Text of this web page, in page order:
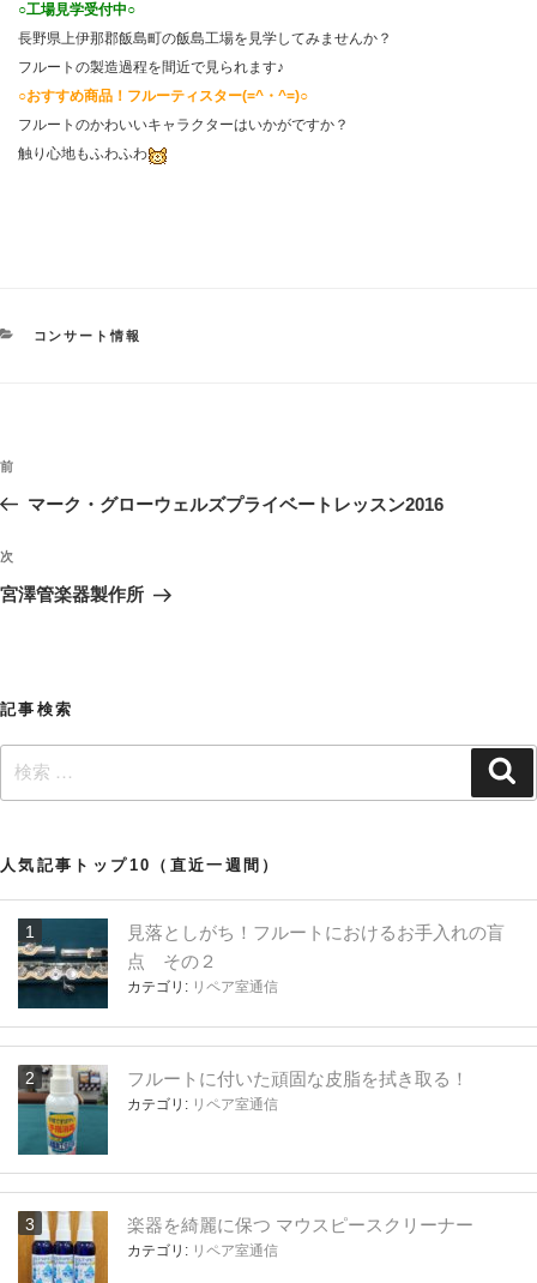
○工場見学受付中○
長野県上伊那郡飯島町の飯島工場を見学してみませんか？
フルートの製造過程を間近で見られます♪
○おすすめ商品！フルーティスター(=^・^=)○
フルートのかわいいキャラクターはいかがですか？
触り心地もふわふわ
カ
コンサート情報
投
ビ
ゲ
ン
過
去
投
稿
前
マーク・グローウェルズプライベートレッスン2016
次
の
次
宮澤管楽器製作所
記事検索
索:
人気記事トップ10（直近一週間）
見落としがち！フルートにおけるお手入れの盲
点 その２
カテゴリ: リペア室通信
フルートに付いた頑固な皮脂を拭き取る！
カテゴリ: リペア室通信
楽器を綺麗に保つ マウスピースクリーナー
カテゴリ: リペア室通信